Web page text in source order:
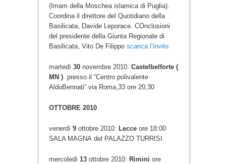
(Imam della Moschea islamica di Puglia).
Coordina il direttore del Quotidiano della
Basilicata, Davide Leporace. COnclusioni
del presidente della Giunta Regionale di
Basilicata, Vito De Filippo scarica l’invito
martedì 30novembre 2010: Castelbelforte (
MN )presso il “Centro polivalente
AldoBennati” via Roma,33 ore 20,30
OTTOBRE 2010
venerdì 9ottobre 2010: Lecceore 18:00
SALA MAGNA del PALAZZO TURRISI
mercoledì 13ottobre 2010: Rimini ore